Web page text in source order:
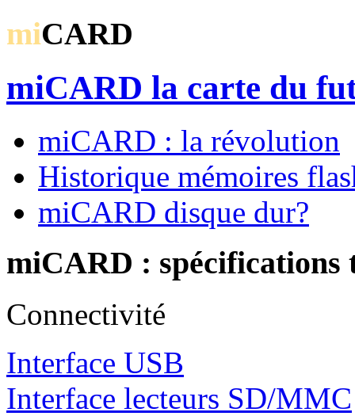
miCARD
miCARD la carte du
miCARD : la révolution
Historique mémoires
miCARD disque dur?
miCARD : spécifications
Connectivité
Interface USB
Interface lecteurs SD/MMC